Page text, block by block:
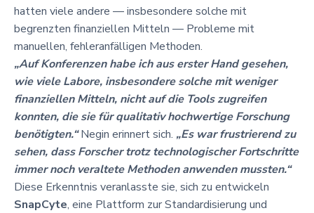
hatten viele andere — insbesondere solche mit
begrenzten finanziellen Mitteln — Probleme mit
manuellen, fehleranfälligen Methoden.
„Auf Konferenzen habe ich aus erster Hand gesehen,
wie viele Labore, insbesondere solche mit weniger
finanziellen Mitteln, nicht auf die Tools zugreifen
konnten, die sie für qualitativ hochwertige Forschung
benötigten.“Negin erinnert sich. „Es war frustrierend zu
sehen, dass Forscher trotz technologischer Fortschritte
immer noch veraltete Methoden anwenden mussten.“
Diese Erkenntnis veranlasste sie, sich zu entwickeln
SnapCyte, eine Plattform zur Standardisierung und